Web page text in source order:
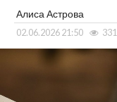
Алиса Астрова
02.06.2026 21:50 331